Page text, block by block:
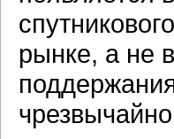
рынке, а не